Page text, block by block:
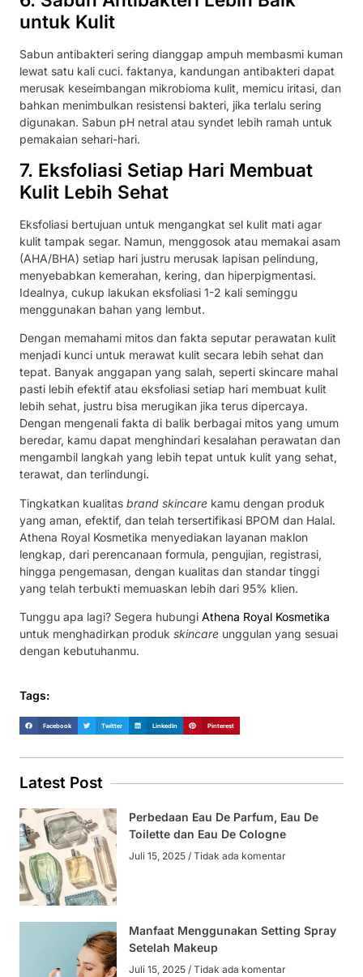
Latest Post
Perbedaan Eau De Parfum, Eau De
Toilette dan Eau De Cologne
Juli 15, 2025 Tidak ada komentar
Manfaat Menggunakan Setting Spray
Setelah Makeup
Juli 15, 2025 Tidak ada komentar
untuk Kulit
Sabun antibakteri sering dianggap ampuh membasmi kuman
lewat satu kali cuci. faktanya, kandungan antibakteri dapat
merusak keseimbangan mikrobioma kulit, memicu iritasi, dan
bahkan menimbulkan resistensi bakteri, jika terlalu sering
digunakan. Sabun pH netral atau syndet lebih ramah untuk
pemakaian sehari-hari.
7. Eksfoliasi Setiap Hari Membuat
Kulit Lebih Sehat
Eksfoliasi bertujuan untuk mengangkat sel kulit mati agar
kulit tampak segar. Namun, menggosok atau memakai asam
(AHA/BHA) setiap hari justru merusak lapisan pelindung,
menyebabkan kemerahan, kering, dan hiperpigmentasi.
Idealnya, cukup lakukan eksfoliasi 1-2 kali seminggu
menggunakan bahan yang lembut.
Dengan memahami mitos dan fakta seputar perawatan kulit
menjadi kunci untuk merawat kulit secara lebih sehat dan
tepat. Banyak anggapan yang salah, seperti skincare mahal
pasti lebih efektif atau eksfoliasi setiap hari membuat kulit
lebih sehat, justru bisa merugikan jika terus dipercaya.
Dengan mengenali fakta di balik berbagai mitos yang umum
beredar, kamu dapat menghindari kesalahan perawatan dan
mengambil langkah yang lebih tepat untuk kulit yang sehat,
terawat, dan terlindungi.
Tingkatkan kualitas brand skincare kamu dengan produk
yang aman, efektif, dan telah tersertifikasi BPOM dan Halal.
Athena Royal Kosmetika menyediakan layanan maklon
lengkap, dari perencanaan formula, pengujian, registrasi,
hingga pengemasan, dengan kualitas dan standar tinggi
yang telah terbukti memuaskan lebih dari 95% klien.
Tunggu apa lagi? Segera hubungi Athena Royal Kosmetika
untuk menghadirkan produk skincare unggulan yang sesuai
dengan kebutuhanmu.
Tags:
Facebook Twitter LinkedIn Pinterest